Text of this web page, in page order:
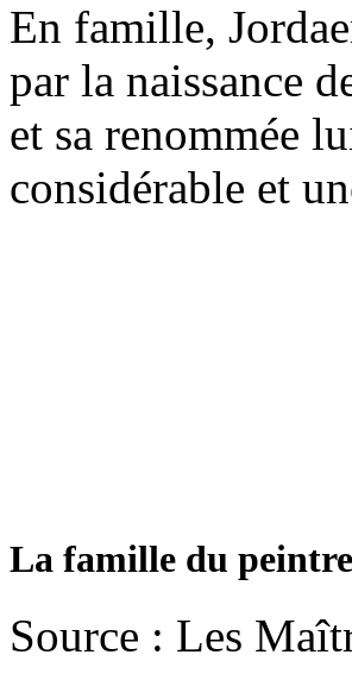
En famille,
par la naissance
et sa renommée
considérable et
La famille du
Source : Les